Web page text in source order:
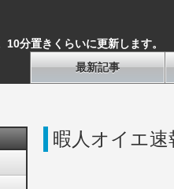
分置きくらいに更新します。
最新記事
暇人オイエ速